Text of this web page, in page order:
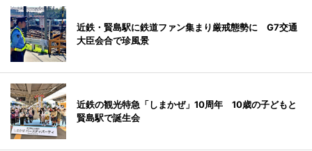
近鉄・賢島駅に鉄道ファン集まり厳戒態勢に G7交通
大臣会合で珍風景
近鉄の観光特急「しまかぜ」10周年 10歳の子どもと
賢島駅で誕生会